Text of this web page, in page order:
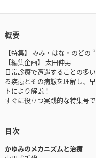
概要
【特集】 みみ・はな・のどの
【編集企画】 太田伸男
日常診療で遭遇することの多
る疾患とその病態を理解し、
トにより解説！
すぐに役立つ実践的な特集号で
目次
かゆみのメカニズムと治療